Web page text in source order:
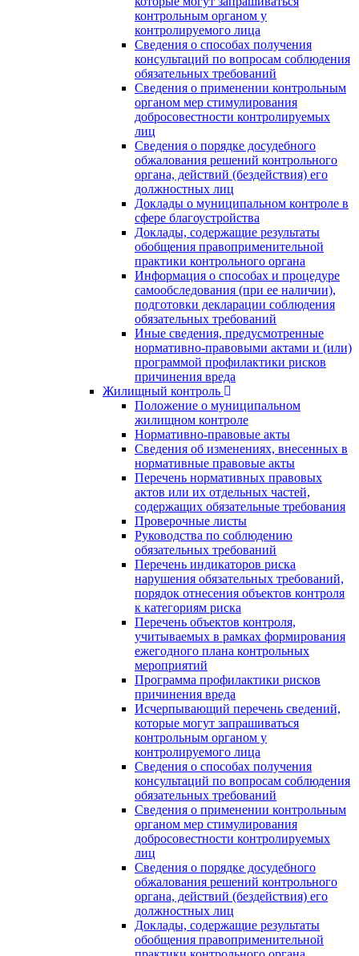
контрольным органом у
контролируемого лица
Сведения о способах получения
консультаций по вопросам соблюдения
обязательных требований
Сведения о применении контрольным
органом мер стимулирования
добросовестности контролируемых
лиц
Сведения о порядке досудебного
обжалования решений контрольного
органа, действий (бездействия) его
должностных лиц
Доклады о муниципальном контроле в
сфере благоустройства
Доклады, содержащие результаты
обобщения правоприменительной
практики контрольного органа
Информация о способах и процедуре
самообследования (при ее наличии),
подготовки декларации соблюдения
обязательных требований
Иные сведения, предусмотренные
нормативно-правовыми актами и (или)
программой профилактики рисков
причинения вреда
Жилищный контроль
Положение о муниципальном
жилищном контроле
Нормативно-правовые акты
Сведения об изменениях, внесенных в
нормативные правовые акты
Перечень нормативных правовых
актов или их отдельных частей,
содержащих обязательные требования
Проверочные листы
Руководства по соблюдению
обязательных требований
Перечень индикаторов риска
нарушения обязательных требований,
порядок отнесения объектов контроля
к категориям риска
Перечень объектов контроля,
учитываемых в рамках формирования
ежегодного плана контрольных
мероприятий
Программа профилактики рисков
причинения вреда
Исчерпывающий перечень сведений,
которые могут запрашиваться
контрольным органом у
контролируемого лица
Сведения о способах получения
консультаций по вопросам соблюдения
обязательных требований
Сведения о применении контрольным
органом мер стимулирования
добросовестности контролируемых
лиц
Сведения о порядке досудебного
обжалования решений контрольного
органа, действий (бездействия) его
должностных лиц
Доклады, содержащие результаты
обобщения правоприменительной